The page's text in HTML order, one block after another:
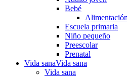
Bebé
Escuela primaria
Niño pequeño
Preescolar
Prenatal
Vida sanaVida sana
Vida sana